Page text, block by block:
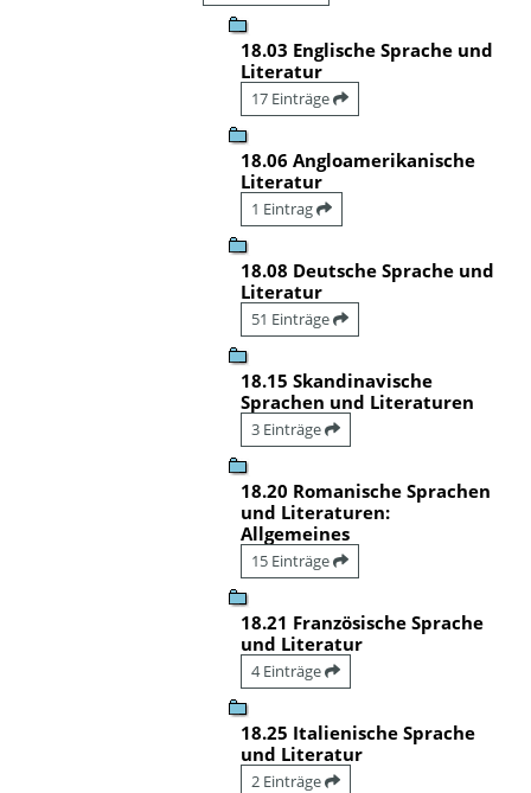
18.03 Englische Sprache und
Literatur
17 Einträge
18.06 Angloamerikanische
Literatur
1 Eintrag
18.08 Deutsche Sprache und
Literatur
51 Einträge
18.15 Skandinavische
Sprachen und Literaturen
3 Einträge
18.20 Romanische Sprachen
und Literaturen:
Allgemeines
15 Einträge
18.21 Französische Sprache
und Literatur
4 Einträge
18.25 Italienische Sprache
und Literatur
2 Einträge